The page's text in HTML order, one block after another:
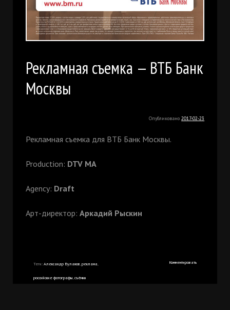
Рекламная съемка — ВТБ Банк
Москвы
Опубликовано2017-02-23
Рекламная съемка для ВТБ Банк Москвы.
Production: DTV MA
Agency: Draft
Арт-директор: Аркадий Рыскин
Теги: Александр Буланов реклама
российские фотографы съёмки
Комментировать